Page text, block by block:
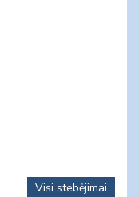
Visi stebėjimai